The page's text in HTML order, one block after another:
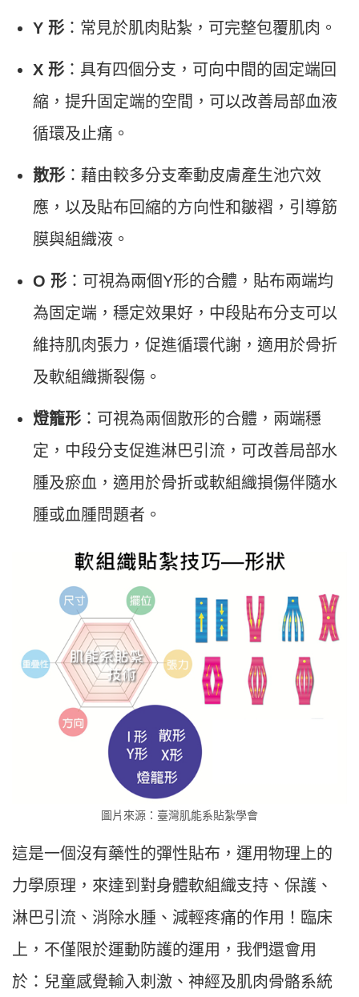
Y 形 ：常見於肌肉貼紮，可完整包覆肌肉。
X 形 ：具有四個分支，可向中間的固定端回
縮，提升固定端的空間，可以改善局部血液
循環及止痛。
散形 ：藉由較多分支牽動皮膚產生池穴效
應，以及貼布回縮的方向性和皺褶，引導筋
膜與組織液。
O 形 ：可視為兩個Y形的合體，貼布兩端均
為固定端，穩定效果好，中段貼布分支可以
維持肌肉張力，促進循環代謝，適用於骨折
及軟組織撕裂傷。
燈籠形 ：可視為兩個散形的合體，兩端穩
定，中段分支促進淋巴引流，可改善局部水
腫及瘀血，適用於骨折或軟組織損傷伴隨水
腫或血腫問題者。
圖片來源：臺灣肌能系貼紮學會
這是一個沒有藥性的彈性貼布，運用物理上的
力學原理，來達到對身體軟組織支持、保護、
淋巴引流、消除水腫、減輕疼痛的作用！臨床
上，不僅限於運動防護的運用，我們還會用
於：兒童感覺輸入刺激、神經及肌肉骨骼系統